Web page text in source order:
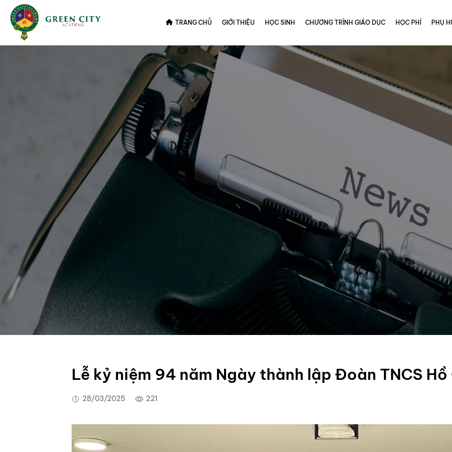
TRANG CHỦ GIỚI THIỆU HỌC SINH CHƯƠNG TRÌNH GIÁO DỤC HỌC PHÍ PHỤ
Trang chủ Tin tức Lễ kỷ niệm 94 năm Ngày thành lập Đoàn TNCS Hồ Chí
Lễ kỷ niệm 94 năm Ngày thành lập Đoàn TNCS Hồ
28/03/2025 221